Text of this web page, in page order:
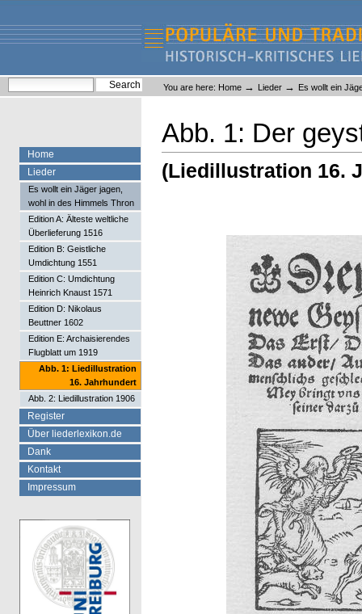
content.
navigation
Liederlexikon
Personal
tools
You are here: Home → Lieder → Es wollt ein
Abb. 1: Der
(Liedillustration 16.
Home
Lieder
Es wollt ein Jäger jagen,
wohl in des Himmels Thron
Edition A: Älteste weltliche
Überlieferung 1516
Edition B: Geistliche
Umdichtung 1551
Edition C: Umdichtung
Heinrich Knaust 1571
Edition D: Nikolaus
Beuttner 1602
Edition E: Archaisierendes
Flugblatt um 1919
Abb. 1: Liedillustration
16. Jahrhundert
Abb. 2: Liedillustration 1906
Register
Über liederlexikon.de
Dank
Kontakt
Impressum